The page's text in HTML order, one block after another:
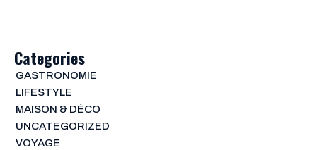
Categories
GASTRONOMIE
LIFESTYLE
MAISON & DÉCO
UNCATEGORIZED
VOYAGE